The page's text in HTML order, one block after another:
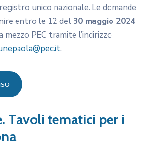
unico nazionale. Le domande
entro le 12 del 30 maggio 2024
mezzo PEC tramite l’indirizzo
.
Tavoli tematici per i